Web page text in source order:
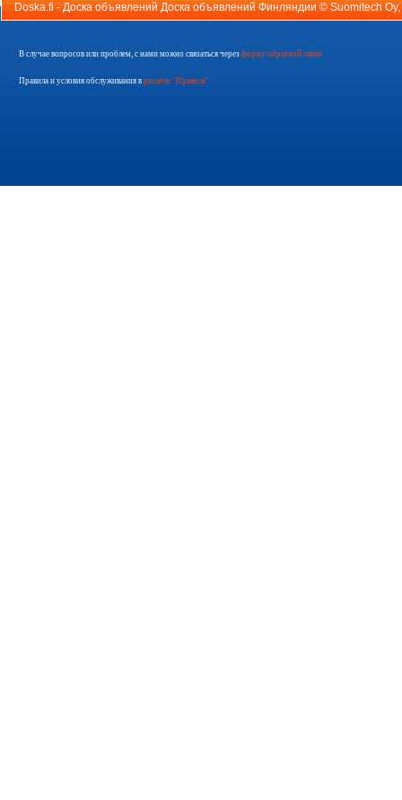
Doska.fi - Доска объявлений Доска объявлений Финляндии © Suomitech Oy
В случае вопросов или проблем, с нами можно связаться через форму обратной связи
Правила и условия обслуживания в разделе "Правила"